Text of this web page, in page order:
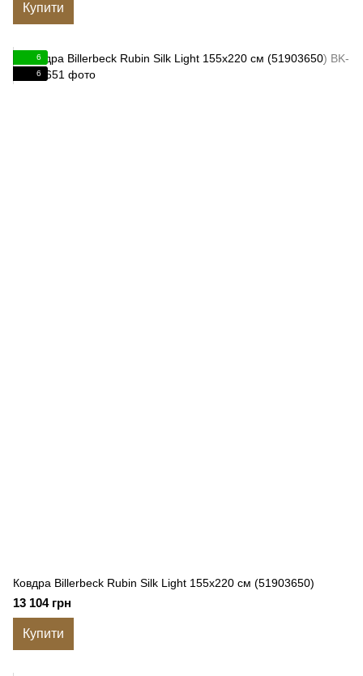
Купити
6
6
Ковдра Billerbeck Rubin Silk Light 155x220 см (51903650)
13 104 грн
Купити